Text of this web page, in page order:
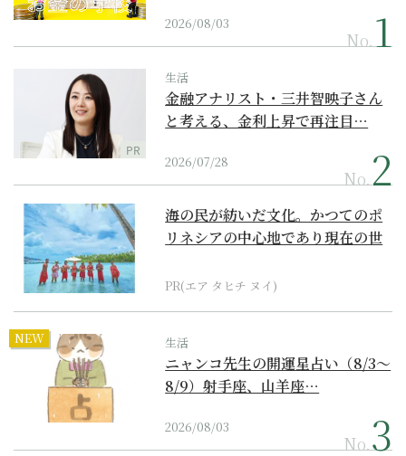
2026/08/03
No.
PR
生活
金融アナリスト・三井智映子さん
と考える、金利上昇で再注目…
2026/07/28
No.
海の民が紡いだ文化。かつてのポ
リネシアの中心地であり現在の世
PR(エア タヒチ ヌイ)
NEW 生活
ニャンコ先生の開運星占い（8/3～
8/9）射手座、山羊座…
2026/08/03
No.